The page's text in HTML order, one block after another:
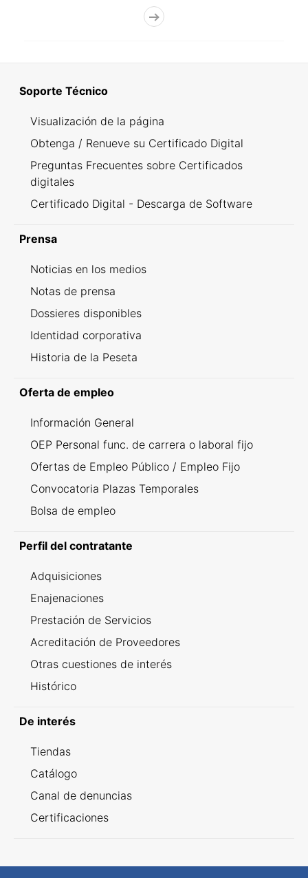
Soporte Técnico
Visualización de la página
Obtenga / Renueve su Certificado Digital
Preguntas Frecuentes sobre Certificados
digitales
Certificado Digital - Descarga de Software
Prensa
Noticias en los medios
Notas de prensa
Dossieres disponibles
Identidad corporativa
Historia de la Peseta
Oferta de empleo
Información General
OEP Personal func. de carrera o laboral fijo
Ofertas de Empleo Público / Empleo Fijo
Convocatoria Plazas Temporales
Bolsa de empleo
Perfil del contratante
Adquisiciones
Enajenaciones
Prestación de Servicios
Acreditación de Proveedores
Otras cuestiones de interés
Histórico
De interés
Tiendas
Catálogo
Canal de denuncias
Certificaciones